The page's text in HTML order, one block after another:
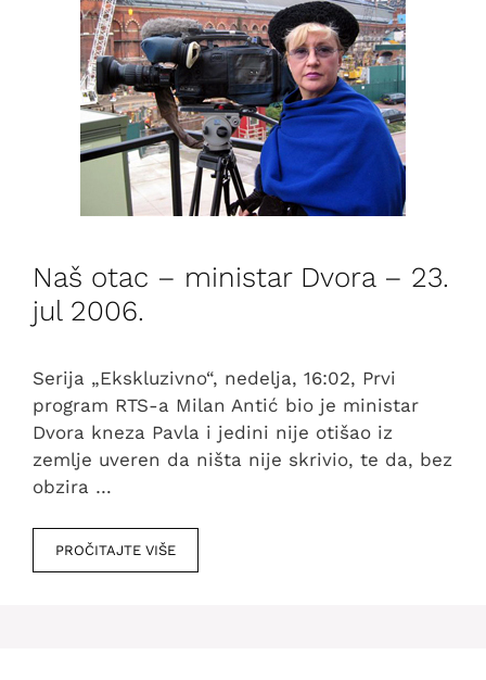
Naš otac – ministar Dvora – 23.
jul 2006.
Serija „Ekskluzivno“, nedelja, 16:02, Prvi
program RTS-a Milan Antić bio je ministar
Dvora kneza Pavla i jedini nije otišao iz
zemlje uveren da ništa nije skrivio, te da, bez
obzira …
PROČITAJTE VIŠE